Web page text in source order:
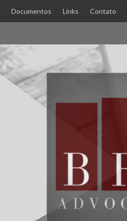
Documentos Links Contato